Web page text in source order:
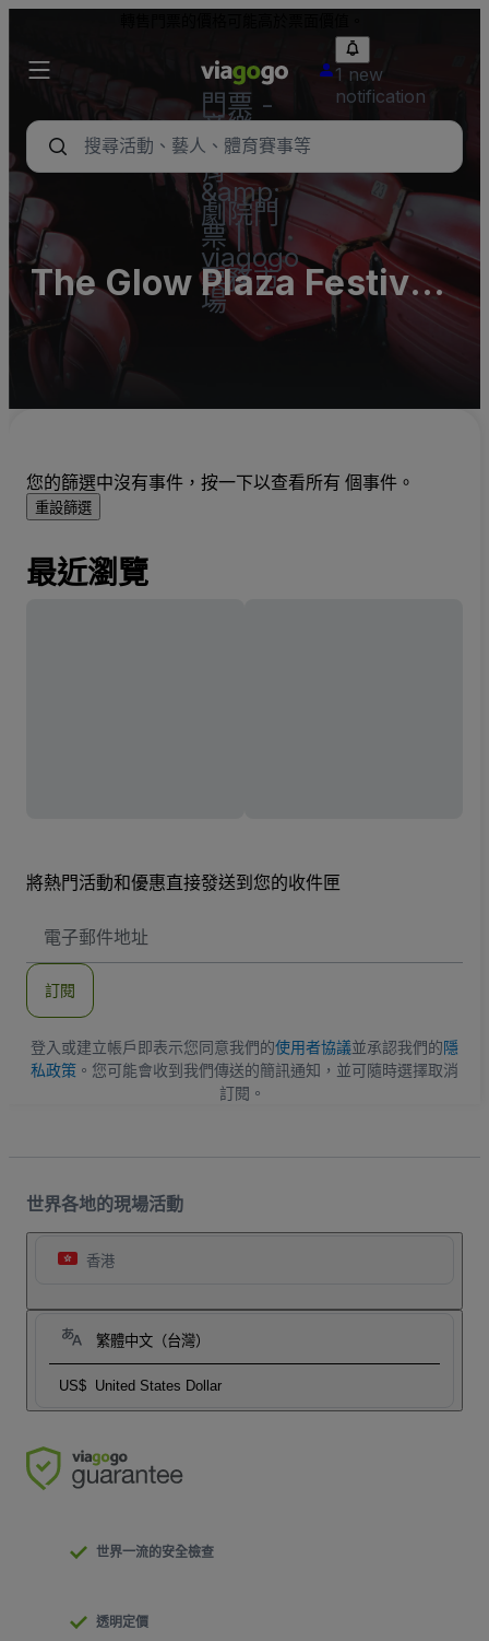
門票 -
音樂
會、體
育
&amp;
劇院門
票 |
viagogo
票務市
場
1 new
notification
The Glow Plaza Festival
Grounds Parking Lots
您的篩選中沒有事件，按一下以查看所有 個事件。
重設篩選
最近瀏覽
將熱門活動和優惠直接發送到您的收件匣
子
地
訂閱
登入或建立帳戶即表示您同意我們的使用者協議並承認我們的隱
私政策 。您可能會收到我們傳送的簡訊通知，並可隨時選擇取消
訂閱。
世界各地的現場活動
香港
繁體中文（台灣）
US$ United States Dollar
世界一流的安全檢查
透明定價